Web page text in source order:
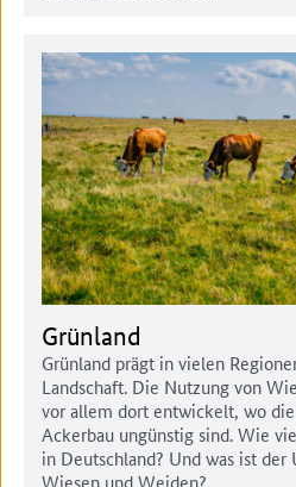
Grünland
Grünland prägt in vielen
Landschaft. Die Nutzung von
vor allem dort entwickelt, wo
Ackerbau ungünstig sind. Wie
in Deutschland? Und was ist der
Wiesen und Weiden?